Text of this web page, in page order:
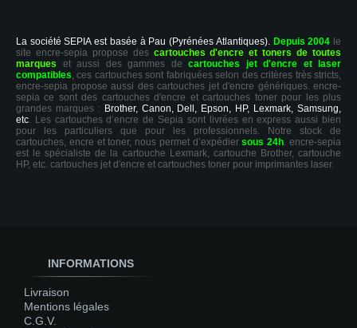
La société SEPIA est basée à Pau (Pyrénées Atlantiques). Depuis 2004 le
site encre-sepia propose des cartouches d'encre et toners de toutes
marques et aussi des gammes de cartouches jet d'encre et laser
compatibles, ces cartouches sont fabriquées selon des critères très stricts,
encre-sepia propose aussi des cartouches jet d'encre génériques. encre-
sepia ce sont des cartouches d'encre et cartouches toner pour les plus
grandes marques : Brother, Canon, Dell, Epson, HP, Lexmark, Samsung,
etc. Les cartouches d’encre de Sepia sont livrées en express aussi bien
pour les particuliers que pour les professionnels. Notre stock de
cartouches, encre et toner, nous permet d’expédiersous 24h. encre-sepia
est le spécialiste de la cartouche Lexmark, cartouche Brother, cartouche
HP, etc. cartouches jet d'encre et cartouches toner pour imprimantes laser.
INFORMATIONS
Livraison
Mentions légales
C.G.V.